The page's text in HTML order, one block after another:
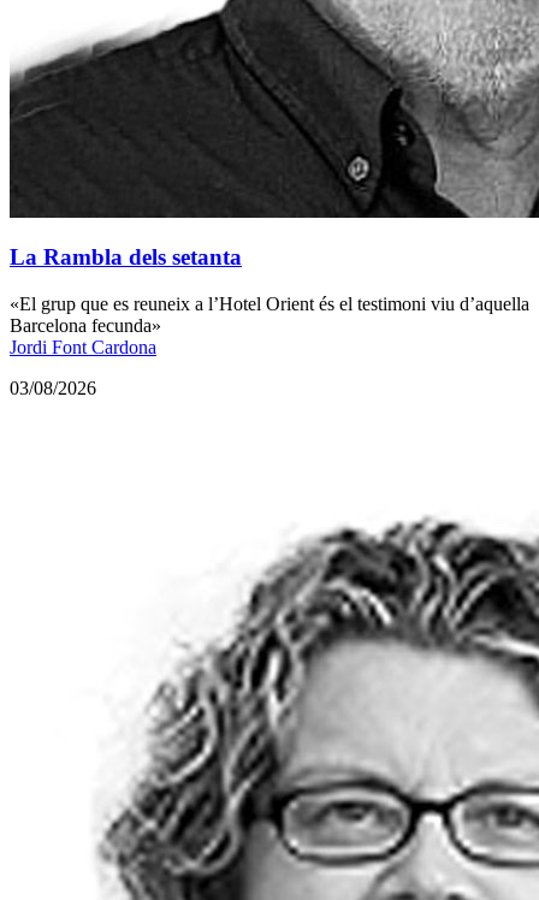
La Rambla dels setanta
«El grup que es reuneix a l’Hotel Orient és el testimoni viu d’aquella
Barcelona fecunda»
Jordi Font Cardona
03/08/2026